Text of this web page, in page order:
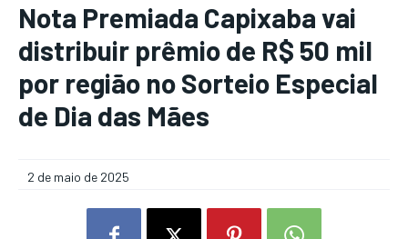
Nota Premiada Capixaba vai
distribuir prêmio de R$ 50 mil
por região no Sorteio Especial
de Dia das Mães
2 de maio de 2025